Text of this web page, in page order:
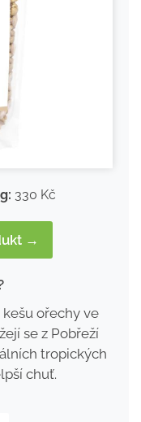
330 Kč
→
ořechy ve
se z Pobřeží
tropických
chuť.